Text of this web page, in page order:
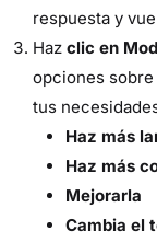
respuesta y
Haz clic en
opciones
tus
Haz más
Haz más
Mejorarla
Cambia el